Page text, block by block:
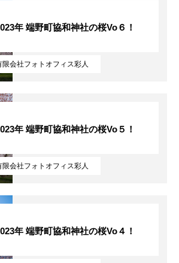
限会社フォトオフィス彩人
年 端野町協和神社の桜Vo６！
限会社フォトオフィス彩人
年 端野町協和神社の桜Vo５！
年 端野町協和神社の桜Vo４！